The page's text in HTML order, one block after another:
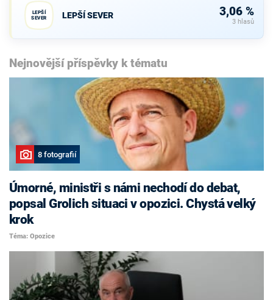
LEPŠÍ
SEVER
LEPŠÍ SEVER 3,06 %
3 hlasů
Nejnovější příspěvky k tématu
8 fotografií
Úmorné, ministři s námi nechodí do debat,
popsal Grolich situaci v opozici. Chystá velký
krok
Téma: Opozice